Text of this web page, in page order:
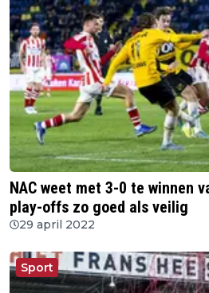
NAC weet met 3-0 te winnen
play-offs zo goed als veilig
29 april 2022
Sport